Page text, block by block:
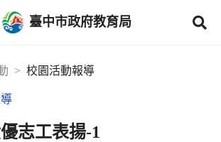
臺中市政府教育局
校園活動報導
志工表揚-1